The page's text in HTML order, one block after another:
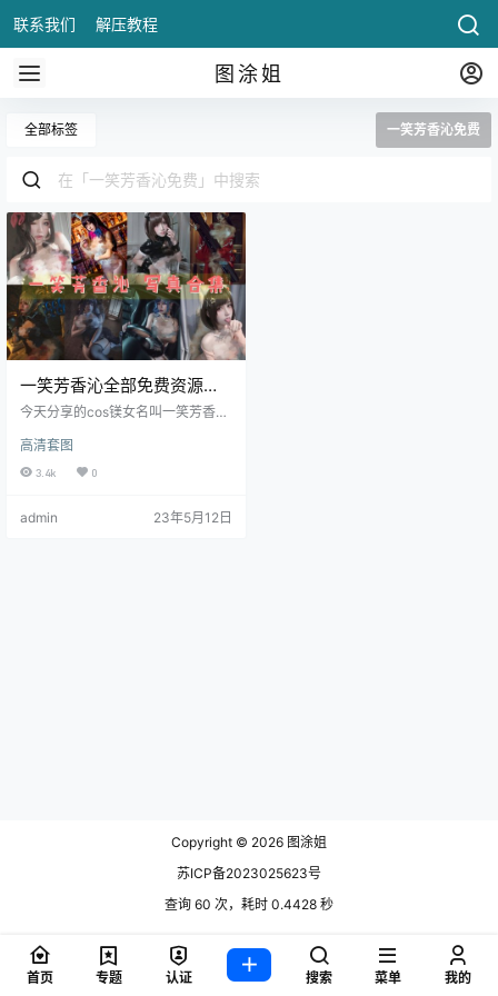
联系我们 解压教程
图涂姐
全部标签 一笑芳香沁免费
一笑芳香沁全部免费资源作
品
今天分享的cos镁女名叫一笑芳香
个微笑不说倾国倾城，那也可以说
是让小伙伴们神魂颠倒，别名也叫
少人是魂牵梦萦。但是.
高清套图
3.4k 0
admin 23年5月12日
Copyright © 2026 图涂姐
苏ICP备2023025623号
查询 60 次，耗时 0.4428 秒
首页 专题 认证 搜索 菜单 我的